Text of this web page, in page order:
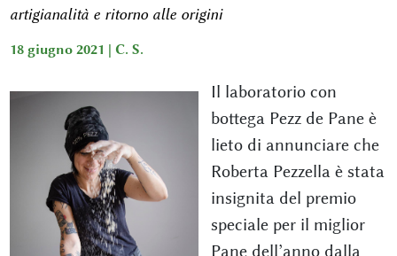
artigianalità e ritorno alle origini
18 giugno 2021 | C. S.
Il laboratorio con
bottega Pezz de Pane è
lieto di annunciare che
Roberta Pezzella è stata
insignita del premio
speciale per il miglior
Pane dell’anno dalla